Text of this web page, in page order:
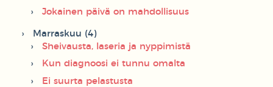
Jokainen päivä on mahdollisuus
Marraskuu (4)
Sheivausta, laseria ja nyppimistä
Kun diagnoosi ei tunnu omalta
Ei suurta pelastusta